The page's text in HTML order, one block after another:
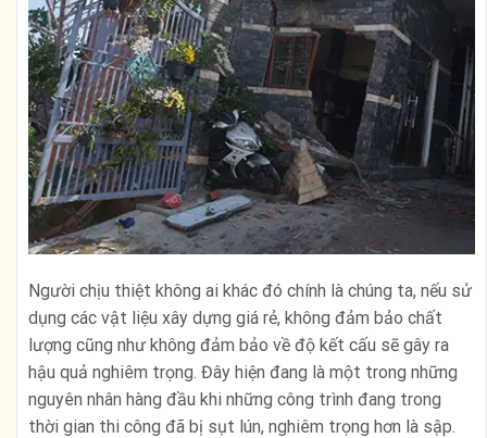
Người chịu thiệt không ai khác đó chính là chúng ta, nếu sử
dụng các vật liệu xây dựng giá rẻ, không đảm bảo chất
lượng cũng như không đảm bảo về độ kết cấu sẽ gây ra
hậu quả nghiêm trọng. Đây hiện đang là một trong những
nguyên nhân hàng đầu khi những công trình đang trong
thời gian thi công đã bị sụt lún, nghiêm trọng hơn là sập.